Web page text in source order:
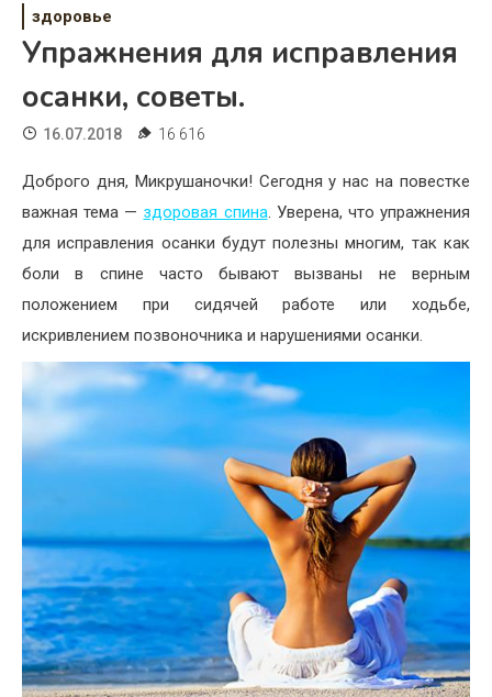
Свадьба
Жизнь
Хобби
Красота
Недвижимость
здоровье
Упражнения для исправления
осанки, советы.
16.07.2018 16 616
Доброго дня, Микрушаночки! Сегодня у нас на повестке
важная тема — здоровая спина. Уверена, что упражнения
для исправления осанки будут полезны многим, так как
боли в спине часто бывают вызваны не верным
положением при сидячей работе или ходьбе,
искривлением позвоночника и нарушениями осанки.